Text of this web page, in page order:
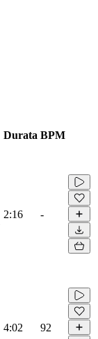
Durata BPM
2:16 -
4:02 92